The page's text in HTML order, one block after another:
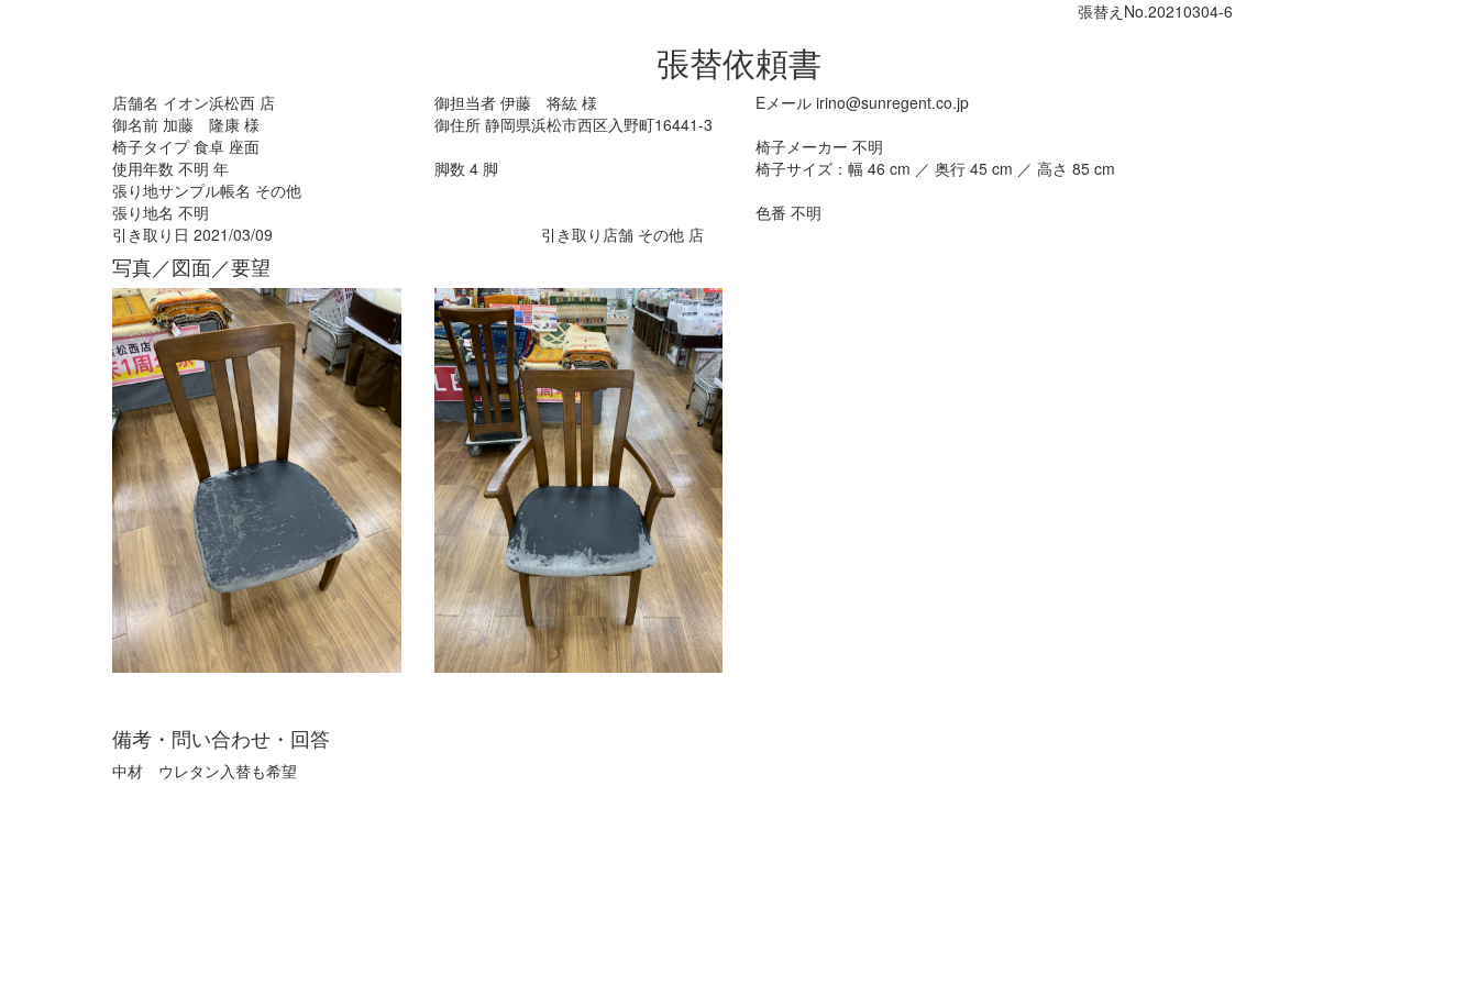
張替えNo.20210304-6
張替依頼書
店舗名 イオン浜松西 店 御担当者 伊藤 将紘様 Eメール irino@sunregent.co.jp
御名前 加藤 隆康 様 御住所 静岡県浜松市西区入野町16441-3
椅子タイプ食卓 座面 椅子メーカー 不明
使用年数 不明 年 脚数 4脚 椅子サイズ：幅 46 cm ／ 奥行 45 cm ／ 高さ 85 cm
張り地サンプル帳名 その他
張り地名 不明 色番 不明
引き取り日 2021/03/09 引き取り店舗 その他 店
写真／図面／要望
備考・問い合わせ・回答
中材 ウレタン入替も希望